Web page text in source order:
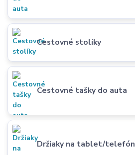
Cestovné stolíky
Cestovné tašky do auta
Držiaky na tablet/telefón